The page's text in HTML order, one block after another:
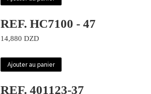
REF. HC7100 - 47
14,880 DZD
Ajouter au panier
REF. 401123-37